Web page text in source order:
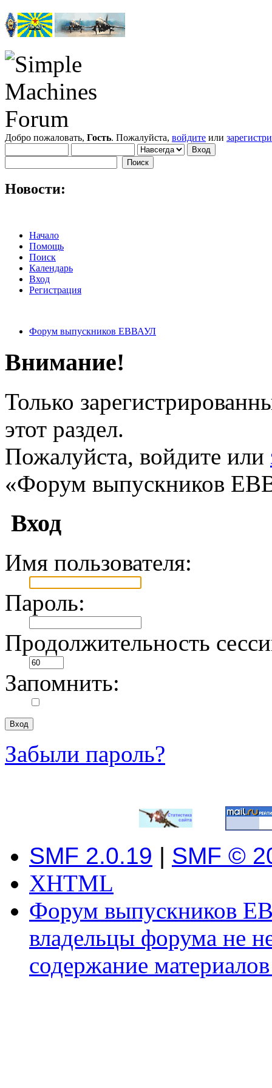
Добро пожаловать, Гость. Пожалуйста, войдите или
Новости:
Начало
Помощь
Поиск
Календарь
Вход
Регистрация
Форум выпускников ЕВВАУЛ
Внимание!
Только
этот раздел.
Пожалуйста, войдите или
«Форум выпускников
Вход
Имя пользователя:
Пароль:
Продолжительность
Запомнить:
Забыли пароль?
SMF 2.0.19 | SMF ©
XHTML
Форум выпускников
владельцы форума не
содержание